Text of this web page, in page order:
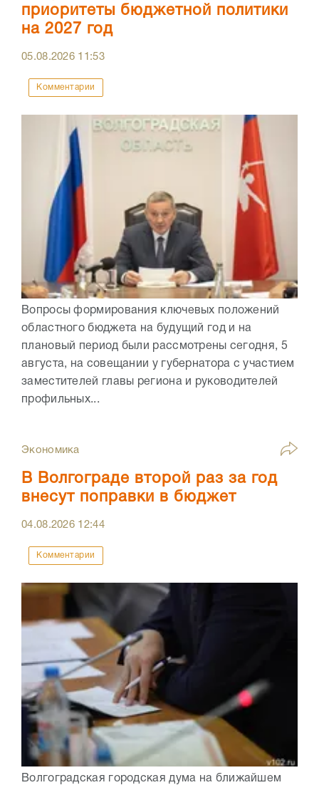
приоритеты бюджетной политики
на 2027 год
05.08.2026 11:53
Комментарии
Вопросы формирования ключевых положений
областного бюджета на будущий год и на
плановый период были рассмотрены сегодня, 5
августа, на совещании у губернатора с участием
заместителей главы региона и руководителей
профильных...
Экономика
В Волгограде второй раз за год
внесут поправки в бюджет
04.08.2026 12:44
Комментарии
Волгоградская городская дума на ближайшем